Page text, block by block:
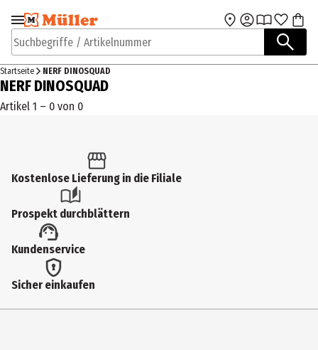
Zur Navigation
springen
Zum Hauptinhalt
Suchbegriffe / Artikelnummer
Startseite NERF DINOSQUAD
NERF DINOSQUAD
Artikel 1 – 0 von 0
Kostenlose Lieferung in die Filiale
Prospekt durchblättern
Kundenservice
Sicher einkaufen